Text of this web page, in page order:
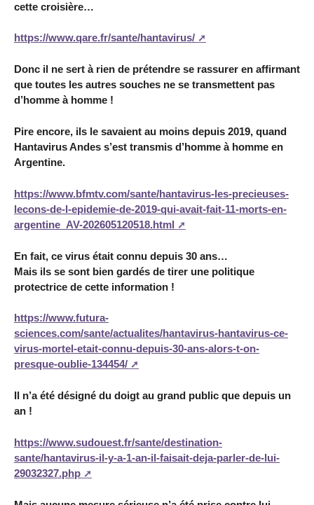
cette croisière…
https://www.qare.fr/sante/hantavirus/
Donc il ne sert à rien de prétendre se rassurer en affirmant
que toutes les autres souches ne se transmettent pas
d’homme à homme !
Pire encore, ils le savaient au moins depuis 2019, quand
Hantavirus Andes s’est transmis d’homme à homme en
Argentine.
https://www.bfmtv.com/sante/hantavirus-les-precieuses-
lecons-de-l-epidemie-de-2019-qui-avait-fait-11-morts-en-
argentine_AV-202605120518.html
En fait, ce virus était connu depuis 30 ans…
Mais ils se sont bien gardés de tirer une politique
protectrice de cette information !
https://www.futura-
sciences.com/sante/actualites/hantavirus-hantavirus-ce-
virus-mortel-etait-connu-depuis-30-ans-alors-t-on-
presque-oublie-134454/
Il n’a été désigné du doigt au grand public que depuis un
an !
https://www.sudouest.fr/sante/destination-
sante/hantavirus-il-y-a-1-an-il-faisait-deja-parler-de-lui-
29032327.php